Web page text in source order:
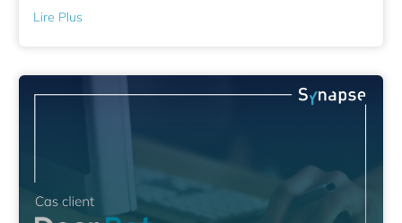
Lire Plus